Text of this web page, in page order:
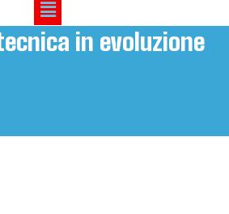
in evoluzione